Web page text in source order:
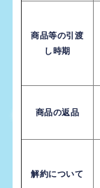
商品等の引渡
し時期
商品の返品
解約について